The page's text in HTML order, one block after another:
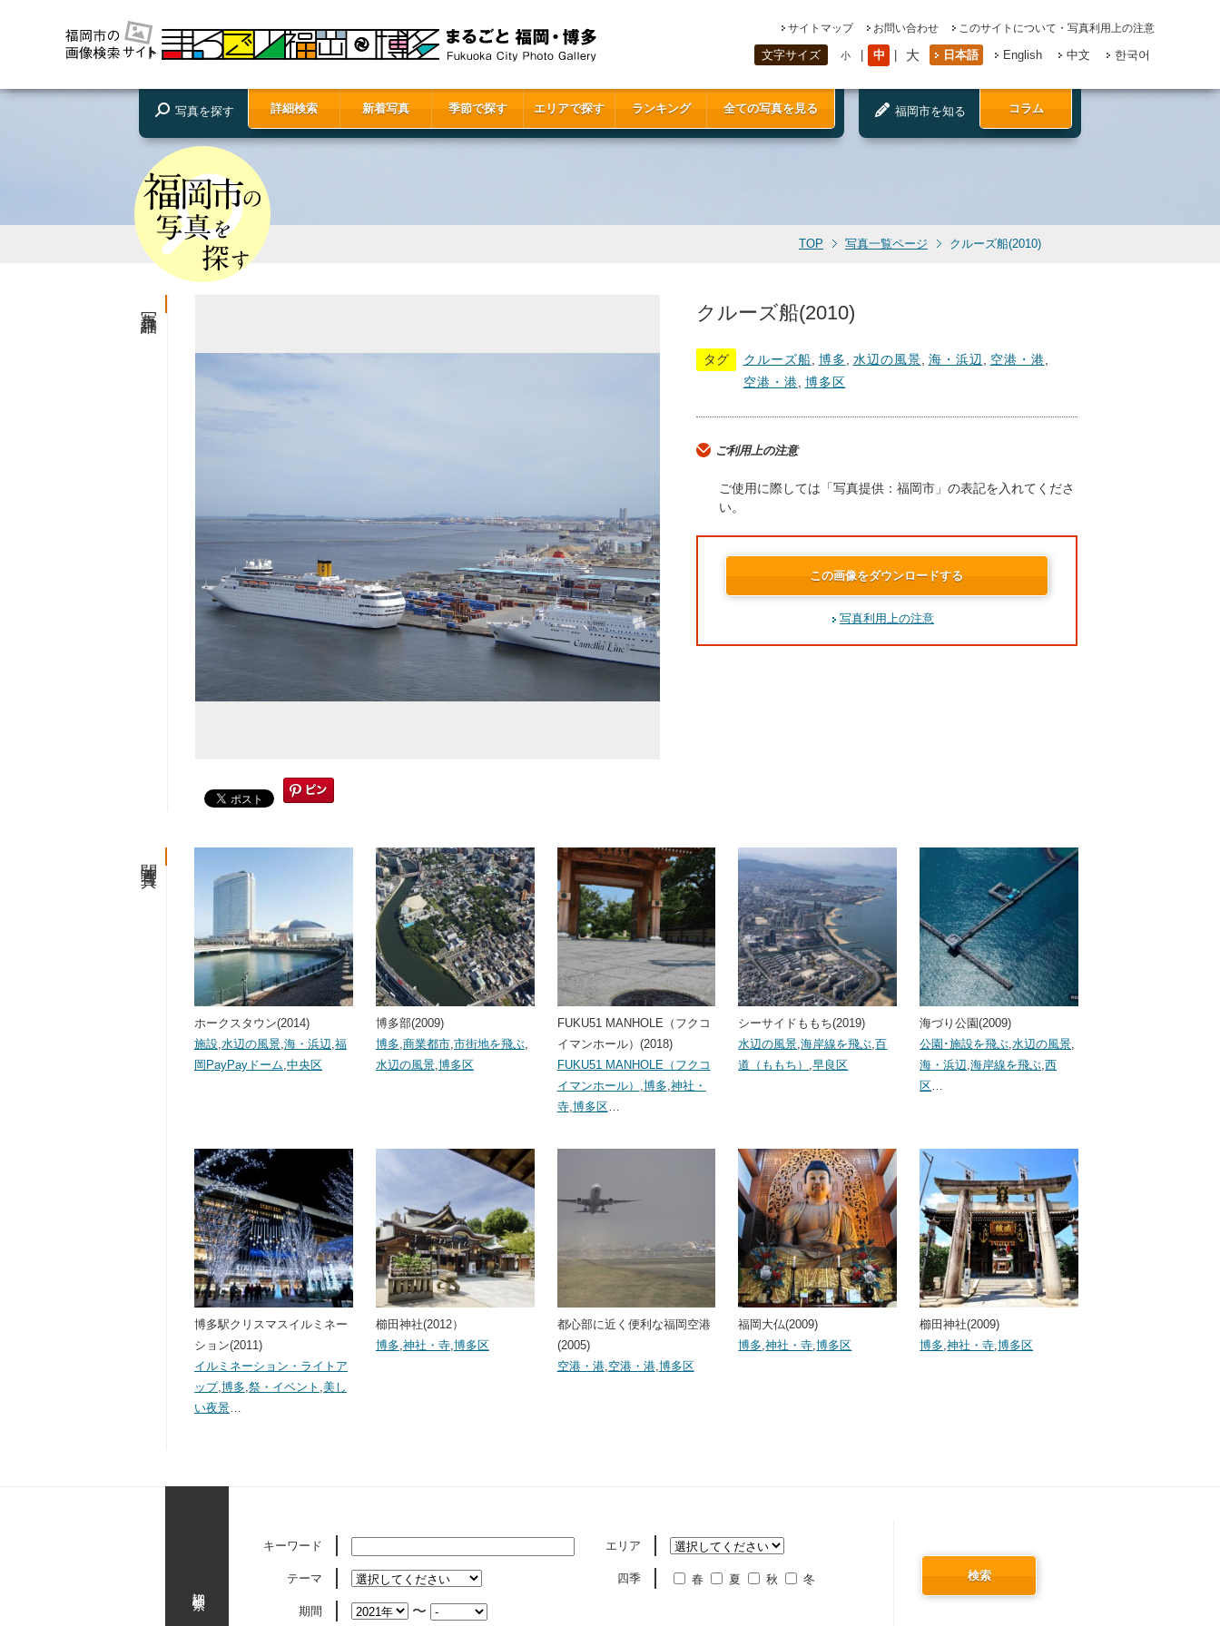
サイトマップ お問い合わせ このサイトについて・写真利用上の注意
文字サイズ 小 中 大 日本語 English 中文 한국어
写真を探す 詳細検索 新着写真 季節で探す エリアで探す ランキング 全ての写真を見る 福岡市を知る コラム
TOP 写真一覧ページ クルーズ船(2010)
クルーズ船(2010)
タグ クルーズ船 博多 水辺の風景 海・浜辺 空港・港
空港・港 博多区
ご利用上の注意
ご使用に際しては「写真提供：福岡市」の表記を入れてくださ
い。
この画像をダウンロードする
写真利用上の注意
ホークスタウン(2014)
施設 水辺の風景 海・浜辺 福
岡PayPayドーム 中央区
博多部(2009)
博多 商業都市, 市街地を飛ぶ,
水辺の風景, 博多区
FUKU51 MANHOLE（フクコ
イマンホール）(2018)
FUKU51 MANHOLE（フクコ
イマンホール）
博多 神社・
寺, 博多区…
シーサイドももち(2019)
水辺の風景 ,海岸線を飛ぶ ,百
道（ももち）
,早良区
海づり公園(2009)
公園･施設を飛ぶ ,水辺の風景
海・浜辺 ,海岸線を飛ぶ ,西
区
博多駅クリスマスイルミネー
ション(2011)
イルミネーション・ライトア
ップ, 博多 祭・イベント 美し
い夜景
櫛田神社(2012）
博多 神社・寺, 博多区
都心部に近く便利な福岡空港
(2005)
空港・港, 空港・港, 博多区
福岡大仏(2009)
博多 ,神社・寺 ,博多区
櫛田神社(2009)
博多 ,神社・寺 ,博多区
キーワード エリア
テーマ 四季 春 夏 秋 冬
期間 〜
検索